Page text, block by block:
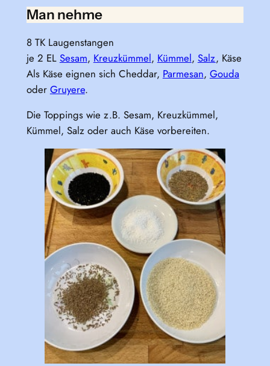
Man nehme
8 TK Laugenstangen
je 2 EL Sesam, Kreuzkümmel, Kümmel, Salz, Käse
Als Käse eignen sich Cheddar, Parmesan, Gouda
oder Gruyere.
Die Toppings wie z.B. Sesam, Kreuzkümmel,
Kümmel, Salz oder auch Käse vorbereiten.